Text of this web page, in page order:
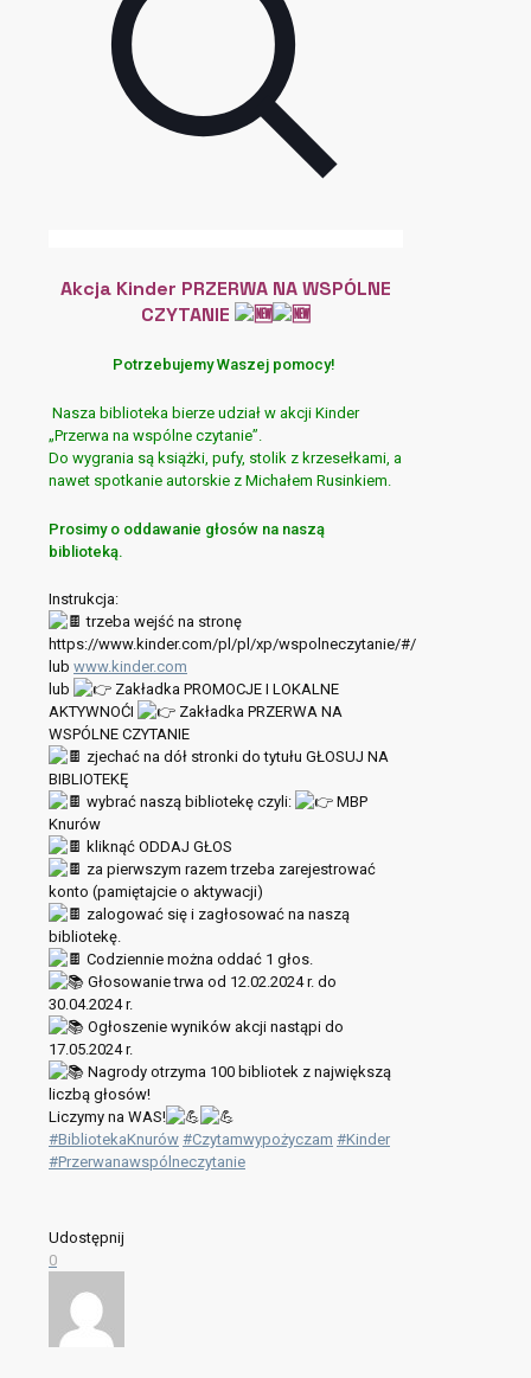
Akcja Kinder PRZERWA NA WSPÓLNE
CZYTANIE
Potrzebujemy Waszej pomocy!
Nasza biblioteka bierze udział w akcji Kinder
„Przerwa na wspólne czytanie”.
Do wygrania są książki, pufy, stolik z krzesełkami, a
nawet spotkanie autorskie z Michałem Rusinkiem.
Prosimy o oddawanie głosów na naszą
biblioteką.
Instrukcja:
trzeba wejść na stronę
https://www.kinder.com/pl/pl/xp/wspolneczytanie/#/
lub www.kinder.com
lub
Zakładka PROMOCJE I LOKALNE
AKTYWNOĆI
Zakładka PRZERWA NA
WSPÓLNE CZYTANIE
zjechać na dół stronki do tytułu GŁOSUJ NA
BIBLIOTEKĘ
wybrać naszą bibliotekę czyli:
MBP
Knurów
kliknąć ODDAJ GŁOS
za pierwszym razem trzeba zarejestrować
konto (pamiętajcie o aktywacji)
zalogować się i zagłosować na naszą
bibliotekę.
Codziennie można oddać 1 głos.
Głosowanie trwa od 12.02.2024 r. do
30.04.2024 r.
Ogłoszenie wyników akcji nastąpi do
17.05.2024 r.
Nagrody otrzyma 100 bibliotek z największą
liczbą głosów!
Liczymy na WAS!
#BibliotekaKnurów #Czytamwypożyczam #Kinder
#Przerwanawspólneczytanie
Udostępnij
0